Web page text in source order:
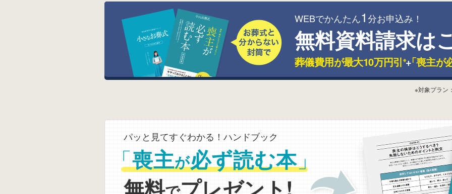
WEBでかんたん1分お申込み！
無料資料請求は
葬儀費用が最大10万円引 ※+
「喪主が
※対象プラン
パッと見てすぐわかる！ハンドブック
「喪主が必ず読む本」